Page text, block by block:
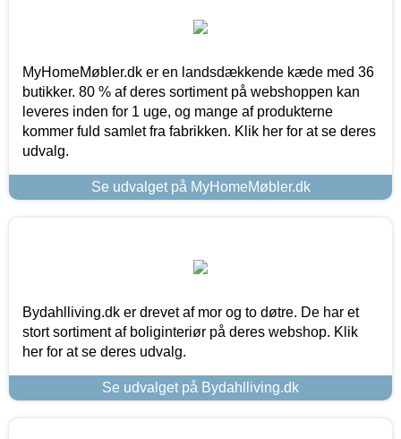
MyHomeMøbler.dk er en landsdækkende kæde med 36
butikker. 80 % af deres sortiment på webshoppen kan
leveres inden for 1 uge, og mange af produkterne
kommer fuld samlet fra fabrikken. Klik her for at se deres
udvalg.
Se udvalget på MyHomeMøbler.dk
Bydahlliving.dk er drevet af mor og to døtre. De har et
stort sortiment af boliginteriør på deres webshop. Klik
her for at se deres udvalg.
Se udvalget på Bydahlliving.dk